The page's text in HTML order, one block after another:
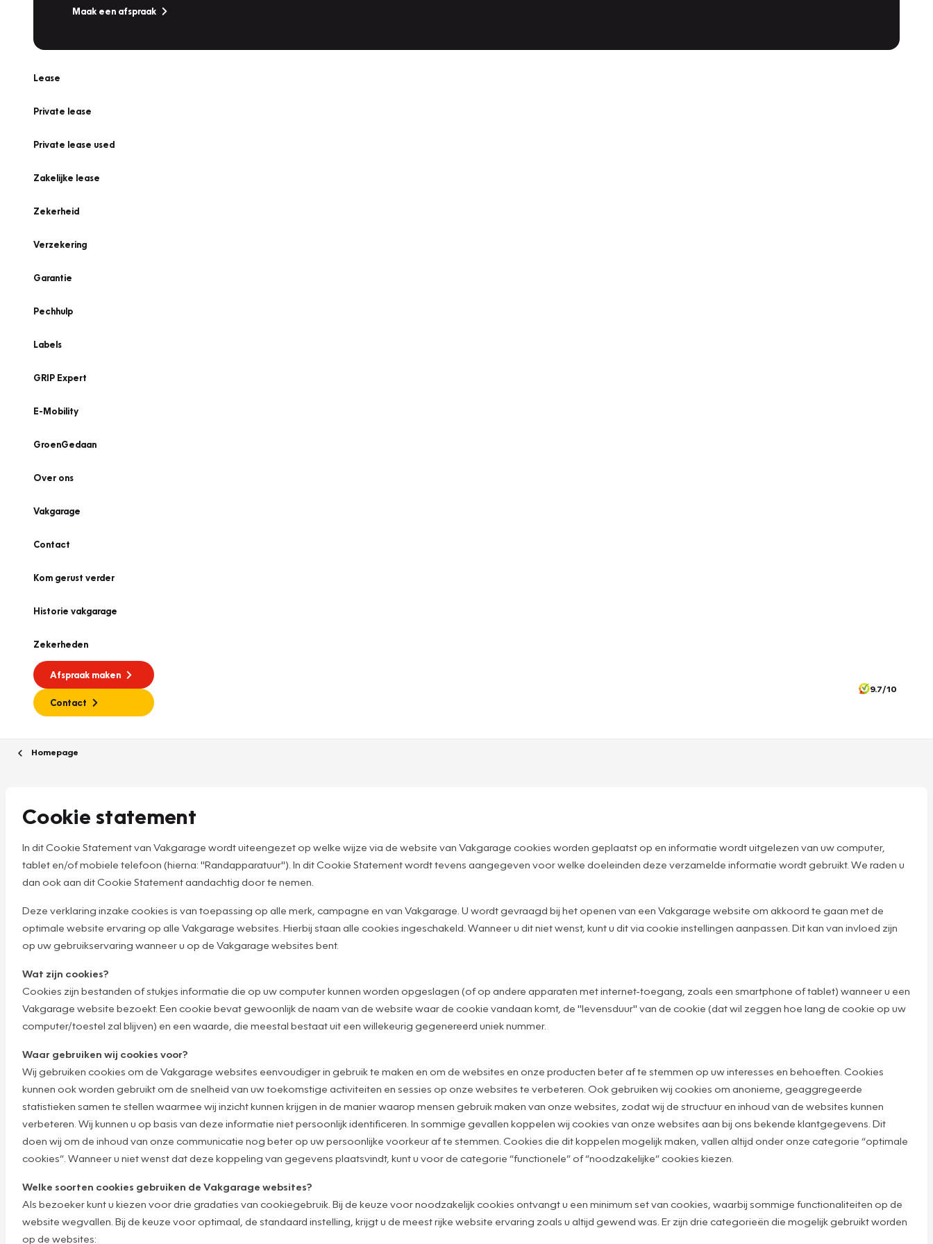
Maak een afspraak
Lease
Private lease
Private lease used
Zakelijke lease
Zekerheid
Verzekering
Garantie
Pechhulp
Labels
GRIP Expert
E-Mobility
GroenGedaan
Over ons
Vakgarage
Contact
Kom gerust verder
Historie vakgarage
Zekerheden
Afspraak maken
Contact
9.7/10
Homepage
Cookie statement
In dit Cookie Statement van Vakgarage wordt uiteengezet op welke wijze via de website van Vakgarage cookies worden geplaatst op en informatie wordt uitgelezen van uw computer,
tablet en/of mobiele telefoon (hierna: "Randapparatuur"). In dit Cookie Statement wordt tevens aangegeven voor welke doeleinden deze verzamelde informatie wordt gebruikt. We raden u
dan ook aan dit Cookie Statement aandachtig door te nemen.
Deze verklaring inzake cookies is van toepassing op alle merk, campagne en van Vakgarage. U wordt gevraagd bij het openen van een Vakgarage website om akkoord te gaan met de
optimale website ervaring op alle Vakgarage websites. Hierbij staan alle cookies ingeschakeld. Wanneer u dit niet wenst, kunt u dit via cookie instellingen aanpassen. Dit kan van invloed zijn
op uw gebruikservaring wanneer u op de Vakgarage websites bent.
Wat zijn cookies?
Cookies zijn bestanden of stukjes informatie die op uw computer kunnen worden opgeslagen (of op andere apparaten met internet-toegang, zoals een smartphone of tablet) wanneer u een
Vakgarage website bezoekt. Een cookie bevat gewoonlijk de naam van de website waar de cookie vandaan komt, de "levensduur" van de cookie (dat wil zeggen hoe lang de cookie op uw
computer/toestel zal blijven) en een waarde, die meestal bestaat uit een willekeurig gegenereerd uniek nummer.
Waar gebruiken wij cookies voor?
Wij gebruiken cookies om de Vakgarage websites eenvoudiger in gebruik te maken en om de websites en onze producten beter af te stemmen op uw interesses en behoeften. Cookies
kunnen ook worden gebruikt om de snelheid van uw toekomstige activiteiten en sessies op onze websites te verbeteren. Ook gebruiken wij cookies om anonieme, geaggregeerde
statistieken samen te stellen waarmee wij inzicht kunnen krijgen in de manier waarop mensen gebruik maken van onze websites, zodat wij de structuur en inhoud van de websites kunnen
verbeteren. Wij kunnen u op basis van deze informatie niet persoonlijk identificeren. In sommige gevallen koppelen wij cookies van onze websites aan bij ons bekende klantgegevens. Dit
doen wij om de inhoud van onze communicatie nog beter op uw persoonlijke voorkeur af te stemmen. Cookies die dit koppelen mogelijk maken, vallen altijd onder onze categorie “optimale
cookies”. Wanneer u niet wenst dat deze koppeling van gegevens plaatsvindt, kunt u voor de categorie “functionele” of “noodzakelijke” cookies kiezen.
Welke soorten cookies gebruiken de Vakgarage websites?
Als bezoeker kunt u kiezen voor drie gradaties van cookiegebruik. Bij de keuze voor noodzakelijk cookies ontvangt u een minimum set van cookies, waarbij sommige functionaliteiten op de
website wegvallen. Bij de keuze voor optimaal, de standaard instelling, krijgt u de meest rijke website ervaring zoals u altijd gewend was. Er zijn drie categorieën die mogelijk gebruikt worden
op de websites: